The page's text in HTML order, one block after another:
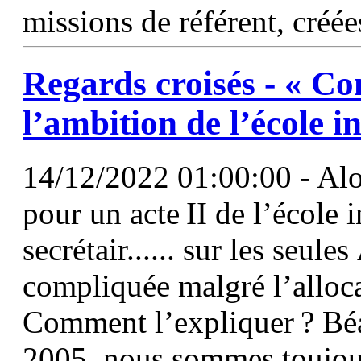
missions de référent,
Regards croisés - «
l’ambition de l’école
14/12/2022 01:00:00 -
pour un acte II de l’école
secrétair...... sur les seules
compliquée malgré
Comment l’expliquer ?